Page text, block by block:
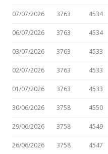
07/07/2026 3763 4534
06/07/2026 3763 4534
03/07/2026 3763 4533
02/07/2026 3763 4533
01/07/2026 3763 4533
30/06/2026 3758 4550
29/06/2026 3758 4549
26/06/2026 3758 4547